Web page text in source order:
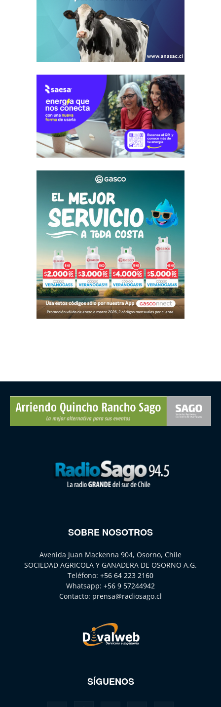
SOBRE NOSOTROS
Avenida Juan Mackenna 904, Osorno, Chile
SOCIEDAD AGRICOLA Y GANADERA DE OSORNO A.G.
Teléfono: +56 64 223 2160
Whatsapp: +56 9 57244942
Contacto: prensa@radiosago.cl
SÍGUENOS